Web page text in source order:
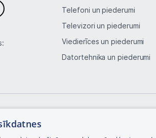
Telefoni un piederumi
Televizori un piederumi
Viedierīces un piederumi
Datortehnika un piederumi